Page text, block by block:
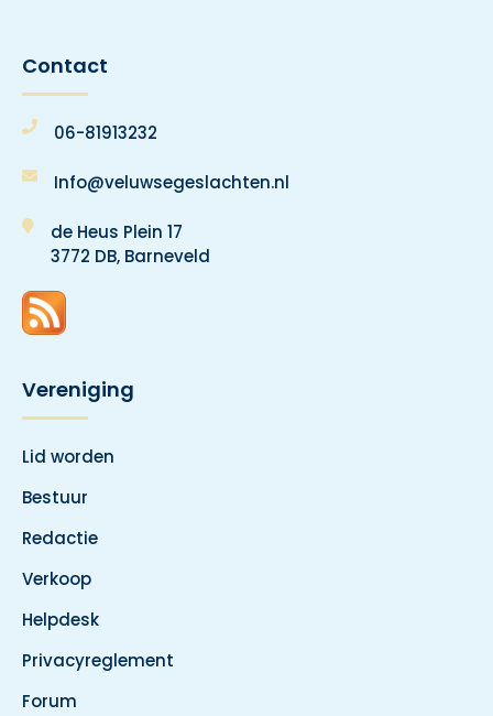
Contact
06-81913232
Info@veluwsegeslachten.nl
de Heus Plein 17
3772 DB, Barneveld
Vereniging
Lid worden
Bestuur
Redactie
Verkoop
Helpdesk
Privacyreglement
Forum